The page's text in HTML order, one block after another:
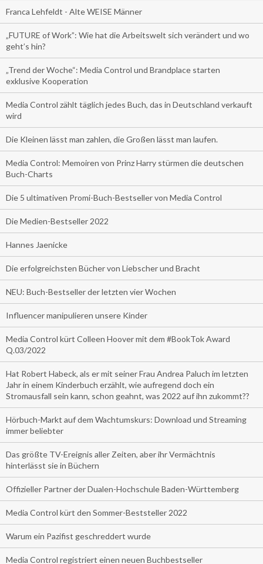
Franca Lehfeldt - Alte WEISE Männer
„FUTURE of Work”: Wie hat die Arbeitswelt sich verändert und wo
geht’s hin?
„Trend der Woche“: Media Control und Brandplace starten
exklusive Kooperation
Media Control zählt täglich jedes Buch, das in Deutschland verkauft
wird
Die Kleinen lässt man zahlen, die Großen lässt man laufen.
Media Control: Memoiren von Prinz Harry stürmen die deutschen
Buch-Charts
Die 5 ultimativen Promi-Buch-Bestseller von Media Control
Die Medien-Bestseller 2022
Hannes Jaenicke
Die erfolgreichsten Bücher von Liebscher und Bracht
NEU: Buch-Bestseller der letzten vier Wochen
Influencer manipulieren unsere Kinder
Media Control kürt Colleen Hoover mit dem #BookTok Award
Q.03/2022
Hat Robert Habeck, als er mit seiner Frau Andrea Paluch im letzten
Jahr in einem Kinderbuch erzählt, wie aufregend doch ein
Stromausfall sein kann, schon geahnt, was 2022 auf ihn zukommt??
Hörbuch-Markt auf dem Wachtumskurs: Download und Streaming
immer beliebter
Das größte TV-Ereignis aller Zeiten, aber ihr Vermächtnis
hinterlässt sie in Büchern
Offizieller Partner der Dualen-Hochschule Baden-Württemberg
Media Control kürt den Sommer-Beststeller 2022
Warum ein Pazifist geschreddert wurde
Media Control registriert einen neuen Buchbestseller